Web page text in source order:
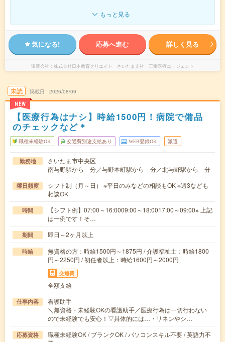
もっと見る
気になる! 応募へ進む 詳しく見る
派遣会社 株式会社日本教育クリエイト さいたま支社 三幸医療エージェント
未読
NEW
掲載日 2026/08/09
【医療行為はナシ】時給1500円！病院で備品
のチェックなど＊
職種未経験OK 交通費別途支給あり WEB登録OK 派遣
勤務地
さいたま市中央区
南与野駅から---分／与野本町駅から---分／北与野駅から---分
曜日頻度
シフト制（月～日） ※平日のみなどの相談もOK ※週3なども
相談OK
時間
【シフト例】07:00～16:0009:00～18:0017:00～09:00※ 上記
は一例です！そ…
期間 即日～2ヶ月以上
時給
無資格の方：時給1500円～1875円 / 介護福祉士：時給1800
円～2250円 / 初任者以上：時給1600円～2000円
交通費
全額支給
仕事内容
看護助手
＼無資格・未経験OKの看護助手／医療行為は一切行わない
ので未経験でも安心！▽具体的には…・リネンやシ…
応募資格
職種未経験OK / ブランクOK / パソコンスキル不要 / 英語力不